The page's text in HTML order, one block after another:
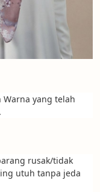
yang telah
rusak/tidak
utuh tanpa jeda